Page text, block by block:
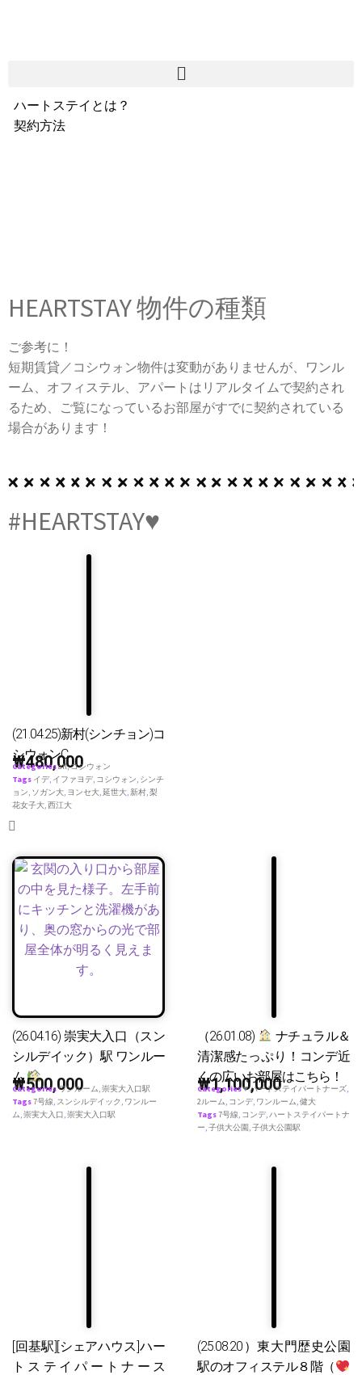
ハートステイとは？
契約方法
HEARTSTAY 物件の種類
ご参考に！
短期賃貸／コシウォン物件は変動がありませんが、ワンル
ーム、オフィステル、アパートはリアルタイムで契約され
るため、ご覧になっているお部屋がすでに契約されている
場合があります！
#HEARTSTAY♥
(21.04.25)新村(シンチョン)コ
シウォンC
₩480,000
Categoriesall,コシウォン
Tags イデ, イファヨデ, コシウォン, シンチ
ョン, ソガン大, ヨンセ大,延世大,新村,梨
花女子大,西江大
(26.04.16) 崇実大入口（スン
シルデイック）駅 ワンルー
ム
₩500,000
Categoriesワンルーム,崇実大入口駅
Tags7号線, スンシルデイック , ワンルー
ム,崇実大入口,崇実大入口駅
（26.01.08)
ナチュラル＆
清潔感たっぷり！コンデ近
くの広いお部屋はこちら！
₩1,100,000
Categories♥ ハートステイパートナーズ,
2ルーム, コンデ, ワンルーム,健大
Tags7号線, コンデ,ハートステイパートナ
ー,子供大公園 ,子供大公園駅
[回基駅][シェアハウス]ハー
トステイパートナース
(25.08.20）東大門歴史公園
駅のオフィステル８階（